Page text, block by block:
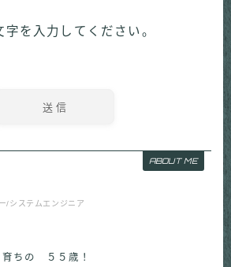
字を入力してください。
ABOUT ME
/システムエンジニア
ちの ５５歳！